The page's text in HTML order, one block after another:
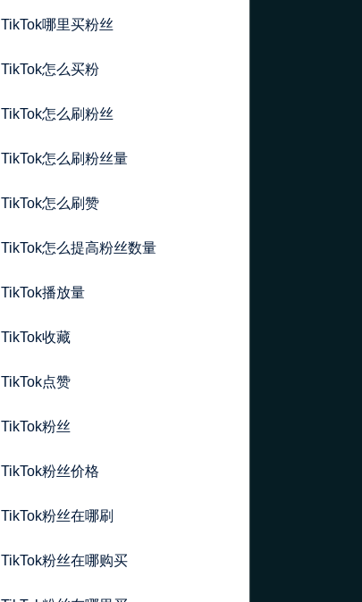
TikTok哪里买粉丝
TikTok怎么买粉
TikTok怎么刷粉丝
TikTok怎么刷粉丝量
TikTok怎么刷赞
TikTok怎么提高粉丝数量
TikTok播放量
TikTok收藏
TikTok点赞
TikTok粉丝
TikTok粉丝价格
TikTok粉丝在哪刷
TikTok粉丝在哪购买